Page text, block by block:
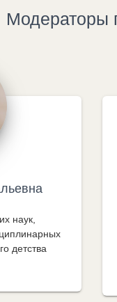
Модераторы
наук,
детства